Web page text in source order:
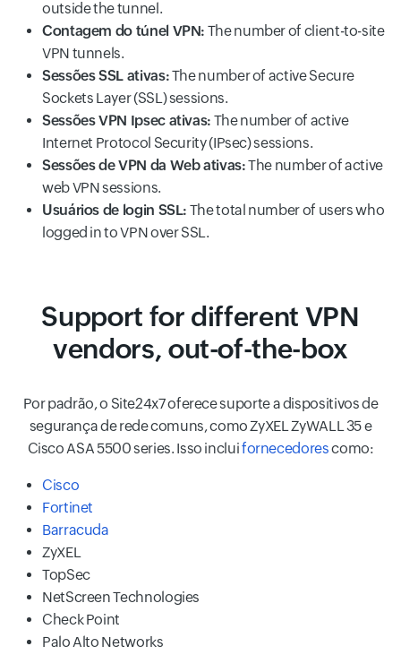
outside the tunnel.
Contagem do túnel VPN: The number of client-to-site
VPN tunnels.
Sessões SSL ativas:The number of active Secure
Sockets Layer (SSL) sessions.
Sessões VPN Ipsec ativas: The number of active
Internet Protocol Security (IPsec) sessions.
Sessões de VPN da Web ativas:The number of active
web VPN sessions.
Usuários de login SSL: The total number of users who
logged in to VPN over SSL.
Support for different VPN
vendors, out-of-the-box
Por padrão, o Site24x7 oferece suporte a dispositivos de
segurança de rede comuns, como ZyXEL ZyWALL 35 e
Cisco ASA 5500 series. Isso incluifornecedorescomo:
Cisco
Fortinet
Barracuda
ZyXEL
TopSec
NetScreen Technologies
Check Point
Palo Alto Networks